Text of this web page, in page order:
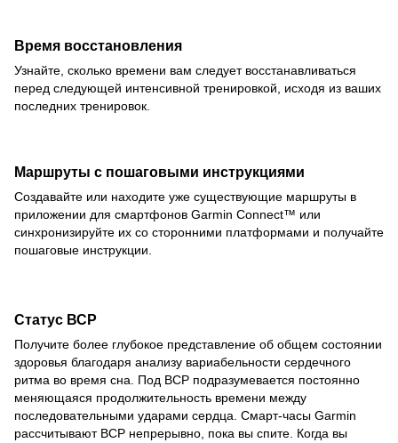
Время восстановления
Узнайте, сколько времени вам следует восстанавливаться
перед следующей интенсивной тренировкой, исходя из ваших
последних тренировок.
Маршруты с пошаговыми инструкциями
Создавайте или находите уже существующие маршруты в
приложении для смартфонов Garmin Connect™ или
синхронизируйте их со сторонними платформами и получайте
пошаговые инструкции.
Статус ВСР
Получите более глубокое представление об общем состоянии
здоровья благодаря анализу вариабельности сердечного
ритма во время сна. Под ВСР подразумевается постоянно
меняющаяся продолжительность времени между
последовательными ударами сердца. Смарт-часы Garmin
рассчитывают ВСР непрерывно, пока вы спите. Когда вы